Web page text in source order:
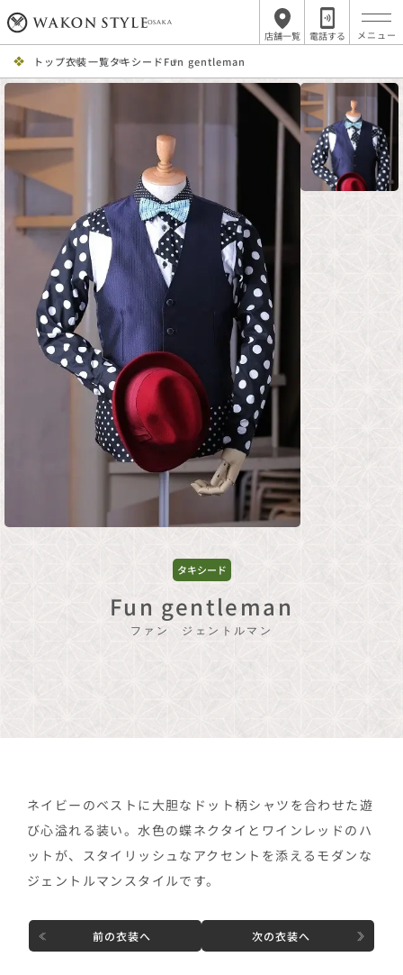
OSAKA
店舗一覧 電話する
トップ衣装一覧タキシードFun gentleman
タキシード
Fun gentleman
ファン ジェントルマン
ネイビーのベストに大胆なドット柄シャツを合わせた遊
び心溢れる装い。水色の蝶ネクタイとワインレッドのハ
ットが、スタイリッシュなアクセントを添えるモダンな
ジェントルマンスタイルです。
前の衣装へ 次の衣装へ